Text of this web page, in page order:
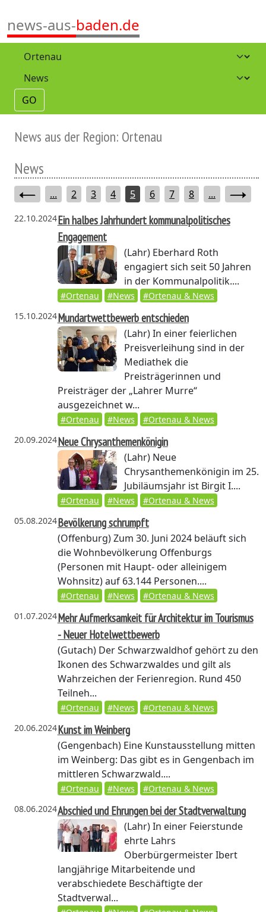
news-aus-baden.de
GO
News aus der Region: Ortenau
News
... 2 3 4 5 6 7 8 ...
22.10.2024Ein halbes Jahrhundert kommunalpolitisches
Engagement
(Lahr)Eberhard Roth
engagiert sich seit 50 Jahren
in der Kommunalpolitik....
#Ortenau #News
#Ortenau & News
15.10.2024Mundartwettbewerb entschieden
(Lahr)In einer feierlichen
Preisverleihung sind in der
Mediathek die
Preisträgerinnen und
Preisträger der „Lahrer Murre“
ausgezeichnet w...
#Ortenau #News
#Ortenau & News
20.09.2024Neue Chrysanthemenkönigin
(Lahr)Neue
Chrysanthemenkönigin im 25.
Jubiläumsjahr ist Birgit I....
#Ortenau #News
#Ortenau & News
05.08.2024Bevölkerung schrumpft
(Offenburg)Zum 30. Juni 2024 beläuft sich
die Wohnbevölkerung Offenburgs
(Personen mit Haupt- oder alleinigem
Wohnsitz) auf 63.144 Personen....
#Ortenau #News
#Ortenau & News
01.07.2024Mehr Aufmerksamkeit für Architektur im Tourismus
- Neuer Hotelwettbewerb
(Gutach)Der Schwarzwaldhof gehört zu den
Ikonen des Schwarzwaldes und gilt als
Wahrzeichen der Ferienregion. Rund 450
Teilneh...
#Ortenau #News
#Ortenau & News
20.06.2024Kunst im Weinberg
(Gengenbach)Eine Kunstausstellung mitten
im Weinberg: Das gibt es in Gengenbach im
mittleren Schwarzwald....
#Ortenau #News
#Ortenau & News
08.06.2024Abschied und Ehrungen bei der Stadtverwaltung
(Lahr)In einer Feierstunde
ehrte Lahrs
Oberbürgermeister Ibert
langjährige Mitarbeitende und
verabschiedete Beschäftigte der
Stadtverwal...